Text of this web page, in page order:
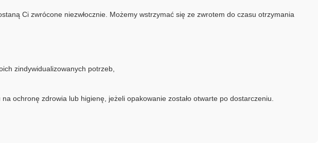
Ci zwrócone niezwłocznie. Możemy wstrzymać się ze zwrotem do czasu otrzymania
zindywidualizowanych potrzeb,
ochronę zdrowia lub higienę, jeżeli opakowanie zostało otwarte po dostarczeniu.